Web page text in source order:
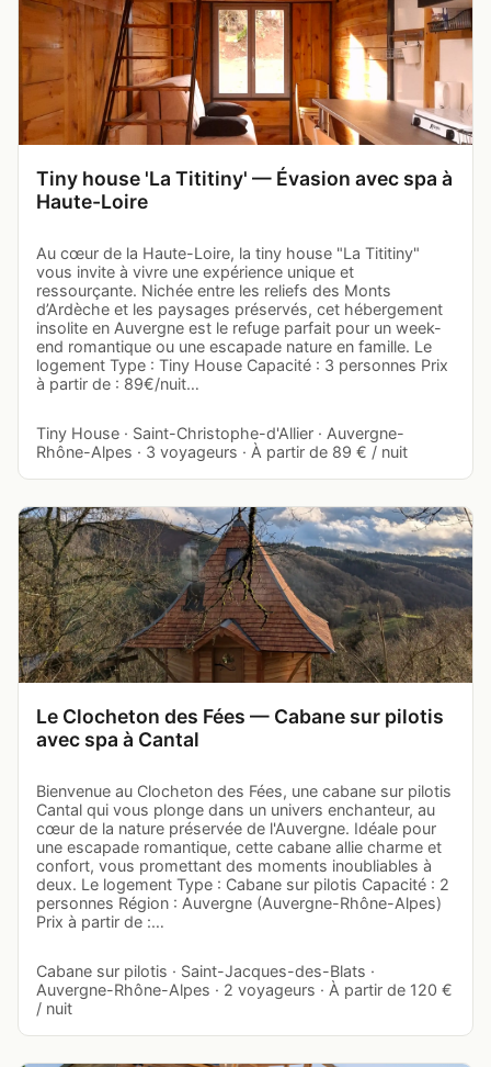
Tiny house 'La Tititiny' — Évasion avec spa à
Haute-Loire
Au cœur de la Haute-Loire, la tiny house "La Tititiny"
vous invite à vivre une expérience unique et
ressourçante. Nichée entre les reliefs des Monts
d’Ardèche et les paysages préservés, cet hébergement
insolite en Auvergne est le refuge parfait pour un week-
end romantique ou une escapade nature en famille. Le
logement Type : Tiny House Capacité : 3 personnes Prix
à partir de : 89€/nuit…
Tiny House · Saint-Christophe-d'Allier · Auvergne-
Rhône-Alpes · 3 voyageurs · À partir de 89 € / nuit
Le Clocheton des Fées — Cabane sur pilotis
avec spa à Cantal
Bienvenue au Clocheton des Fées, une cabane sur pilotis
Cantal qui vous plonge dans un univers enchanteur, au
cœur de la nature préservée de l'Auvergne. Idéale pour
une escapade romantique, cette cabane allie charme et
confort, vous promettant des moments inoubliables à
deux. Le logement Type : Cabane sur pilotis Capacité : 2
personnes Région : Auvergne (Auvergne-Rhône-Alpes)
Prix à partir de :…
Cabane sur pilotis · Saint-Jacques-des-Blats ·
Auvergne-Rhône-Alpes · 2 voyageurs · À partir de 120 €
/ nuit